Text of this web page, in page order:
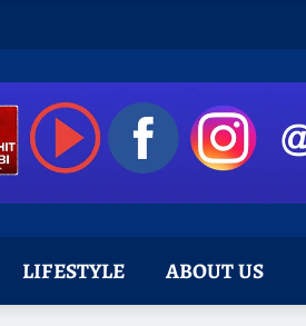
LIFESTYLE ABOUT US